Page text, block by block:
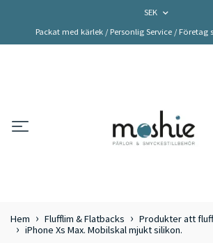
SEK
Packat med kärlek / Personlig Service / Företag
Hem Flufflim & Flatbacks
Produkter att
iPhone Xs Max. Mobilskal mjukt silikon.